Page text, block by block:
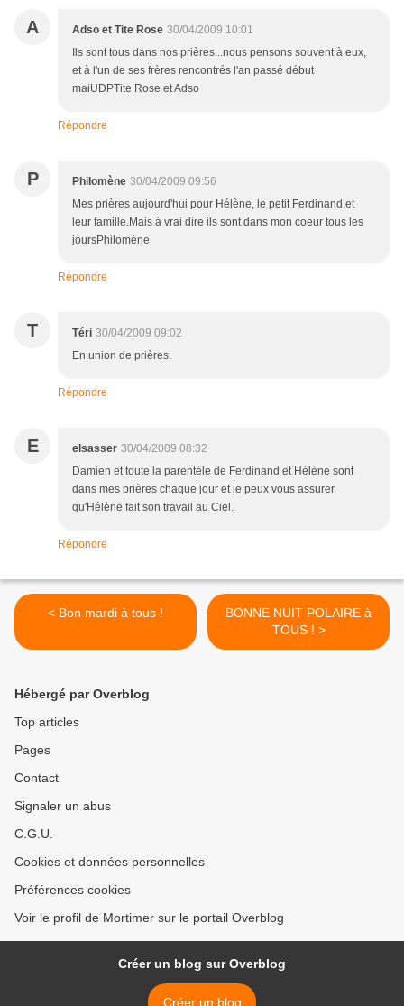
A Adso et Tite Rose 30/04/2009 10:01
Ils sont tous dans nos prières...nous pensons souvent à eux,
et à l'un de ses frères rencontrés l'an passé début
maiUDPTite Rose et Adso
Répondre
P Philomène 30/04/2009 09:56
Mes prières aujourd'hui pour Hélène, le petit Ferdinand.et
leur famille.Mais à vrai dire ils sont dans mon coeur tous les
joursPhilomène
Répondre
T Téri 30/04/2009 09:02
En union de prières.
Répondre
E elsasser 30/04/2009 08:32
Damien et toute la parentèle de Ferdinand et Hélène sont
dans mes prières chaque jour et je peux vous assurer
qu'Hélène fait son travail au Ciel.
Répondre
< Bon mardi à tous !
BONNE NUIT POLAIRE à
TOUS ! >
Hébergé par Overblog
Top articles
Pages
Contact
Signaler un abus
C.G.U.
Cookies et données personnelles
Préférences cookies
Voir le profil de Mortimer sur le portail Overblog
Créer un blog sur Overblog
Créer un blog